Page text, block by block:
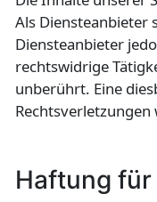
Als Diensteanbieter
Diensteanbieter
rechtswidrige
unberührt. Eine
Haftung für